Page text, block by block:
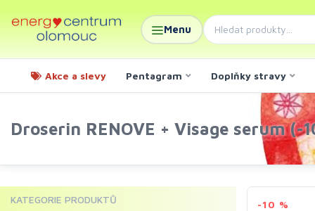
Menu
Akce a slevy Pentagram Doplňky stravy
Droserin RENOVE + Visage serum (-
-10 %
KATEGORIE PRODUKTŮ